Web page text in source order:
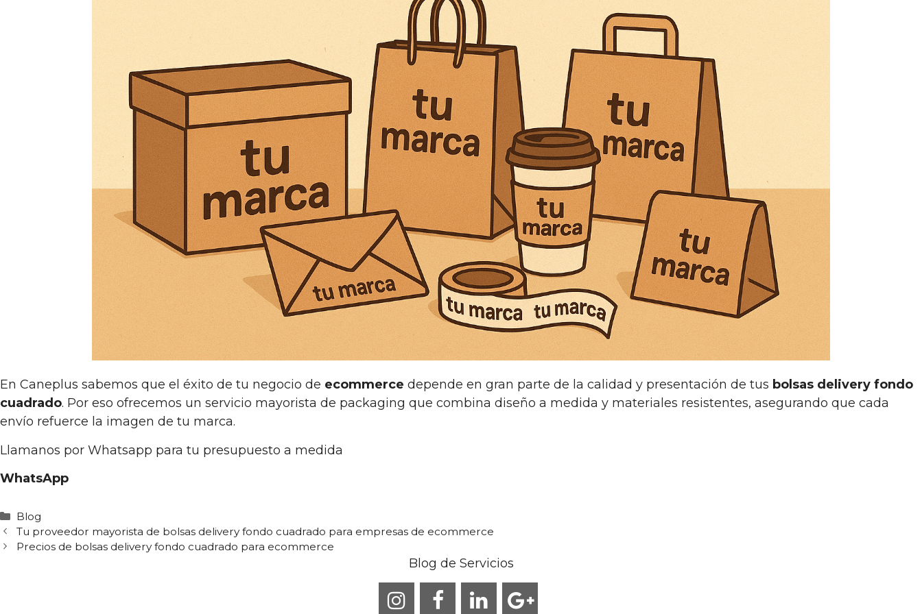
En Caneplus sabemos que el éxito de tu negocio de ecommerce depende en gran parte de la calidad y presentación de tus bolsas delivery fondo
cuadrado. Por eso ofrecemos un servicio mayorista de packaging que combina diseño a medida y materiales resistentes, asegurando que cada
envío refuerce la imagen de tu marca.
Llamanos por Whatsapp para tu presupuesto a medida
WhatsApp
Categorías
Blog
Tu proveedor mayorista de bolsas delivery fondo cuadrado para empresas de ecommerce
Precios de bolsas delivery fondo cuadrado para ecommerce
Blog de Servicios